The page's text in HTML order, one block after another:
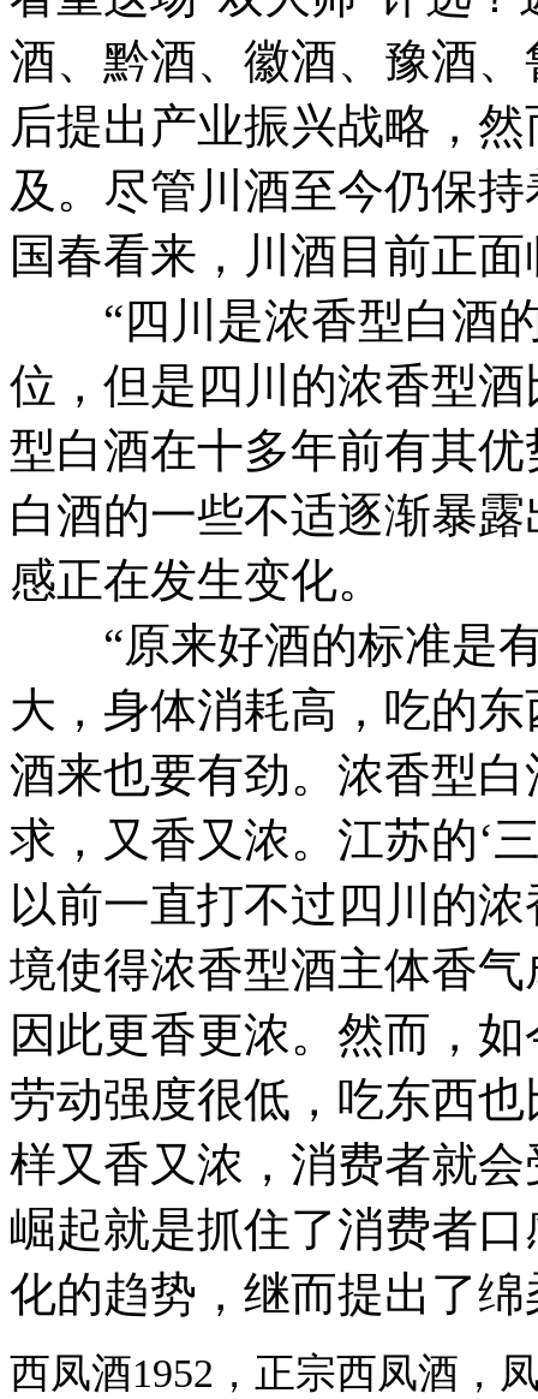
酒、黔酒、徽酒、豫酒
后提出产业振兴战略，
及。尽管川酒至今仍保
国春看来，川酒目前正
“四川是浓香型白酒的
位，但是四川的浓香型
型白酒在十多年前有其
白酒的一些不适逐渐暴
感正在发生变化。
“原来好酒的标准是有
大，身体消耗高，吃的
酒来也要有劲。浓香型
求，又香又浓。江苏的‘
以前一直打不过四川的
境使得浓香型酒主体香
因此更香更浓。然而，
劳动强度很低，吃东西
样又香又浓，消费者就
崛起就是抓住了消费者
化的趋势，继而提出了
西凤酒1952，正宗西凤酒